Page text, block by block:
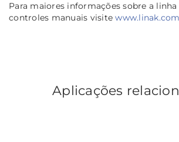
Para maiores informações sobre a linha
controles manuais visite
Aplicações